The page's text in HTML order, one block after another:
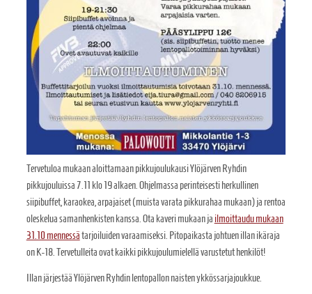
Tervetuloa mukaan aloittamaan pikkujoulukausi Ylöjärven Ryhdin
pikkujouluissa 7.11 klo 19 alkaen. Ohjelmassa perinteisesti herkullinen
siipibuffet, karaokea, arpajaiset (muista varata pikkurahaa mukaan) ja rentoa
oleskelua samanhenkisten kanssa. Ota kaveri mukaan ja ilmoittaudu mukaan
31.10 mennessätarjoiluiden varaamiseksi. Pitopaikasta johtuen illan ikäraja
on K-18. Tervetulleita ovat kaikki pikkujoulumielellä varustetut henkilöt!
Illan järjestää Ylöjärven Ryhdin lentopallon naisten ykkössarjajoukkue.